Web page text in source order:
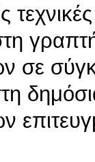
σε